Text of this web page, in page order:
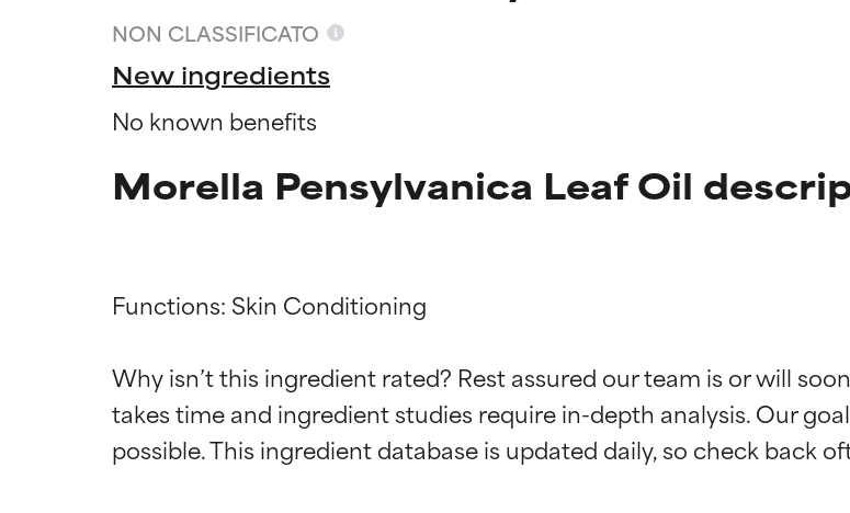
NON CLASSIFICATO
New ingredients
No known benefits
Morella Pensylvanica Leaf Oil
Functions: Skin Conditioning
Why isn’t this ingredient rated? Rest assured our team is or will
takes time and ingredient studies require in-depth analysis. Our
OTTIMO
Comprovati e sostenuti da studi indipendenti. Ingrediente
OTTIMO
Comprovati e sostenuti da studi indipendenti. Ingrediente